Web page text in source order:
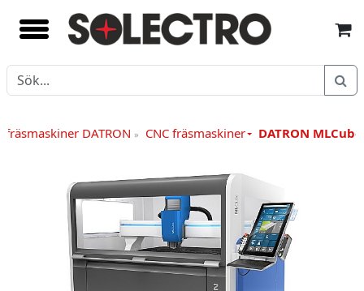
fräsmaskiner DATRON » CNC fräsmaskiner DATRON MLCube